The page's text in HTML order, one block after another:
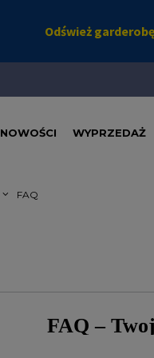
NOWOŚCI WYPRZEDAŻ
FAQ
FAQ –